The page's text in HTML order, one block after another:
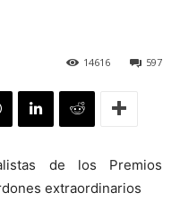
597
14616
de los Premios
extraordinarios